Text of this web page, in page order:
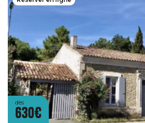
dès
630€